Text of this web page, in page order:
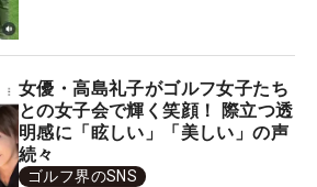
女優・高島礼子がゴルフ女子たち
との女子会で輝く笑顔！ 際立つ透
明感に「眩しい」「美しい」の声
続々
ゴルフ界のSNS